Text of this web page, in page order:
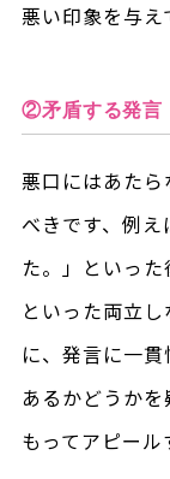
悪い印象を与え
②矛盾する発言
悪口にはあた
べきです、例
た。」といった
といった両立
に、発言に一
あるかどうか
もってアピール